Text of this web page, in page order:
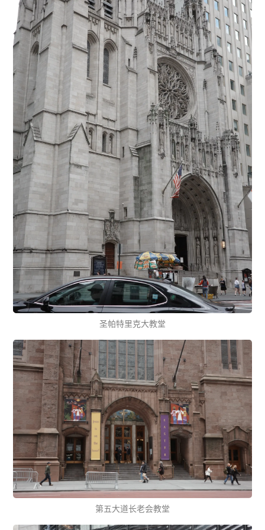
圣帕特里克大教堂
第五大道长老会教堂